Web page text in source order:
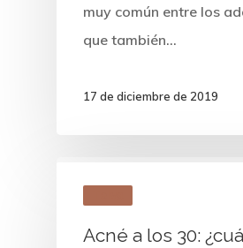
muy común entre los
que también…
17 de diciembre de 2019
Acné a los 30: